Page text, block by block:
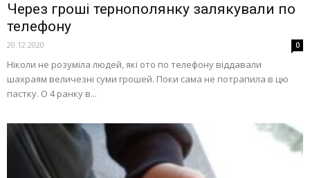
Через гроші тернополянку залякували по
телефону
20.12.2020 0
Ніколи не розуміла людей, які ото по телефону віддавали
шахраям величезні суми грошей. Поки сама не потрапила в цю
пастку. О 4 ранку в...